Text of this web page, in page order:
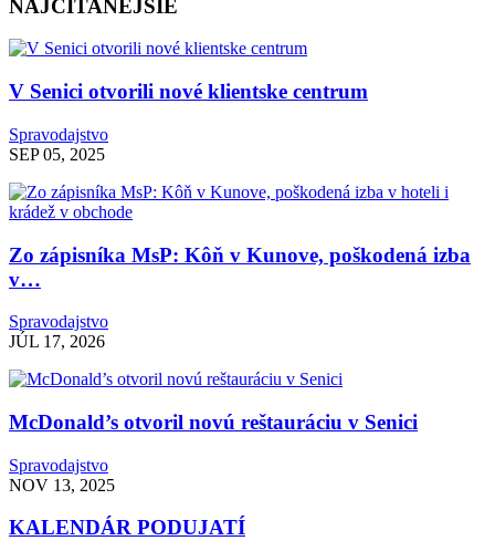
NAJČÍTANEJŠIE
V Senici otvorili nové klientske centrum
Spravodajstvo
SEP 05, 2025
Zo zápisníka MsP: Kôň v Kunove, poškodená izba
v…
Spravodajstvo
JÚL 17, 2026
McDonald’s otvoril novú reštauráciu v Senici
Spravodajstvo
NOV 13, 2025
KALENDÁR PODUJATÍ